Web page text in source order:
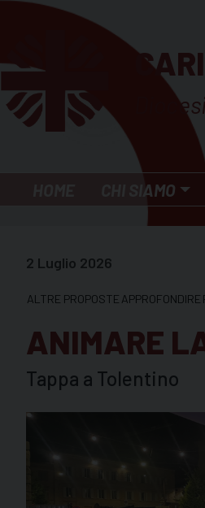
CHI SIAMO
2 Luglio 2026
ALTRE PROPOSTE APPROFONDIRE
ANIMARE
Tappa a Tolentino